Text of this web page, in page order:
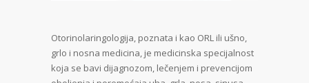
Otorinolaringologija, poznata i kao ORL ili ušno,
grlo i nosna medicina, je medicinska specijalnost
koja se bavi dijagnozom, lečenjem i prevencijom